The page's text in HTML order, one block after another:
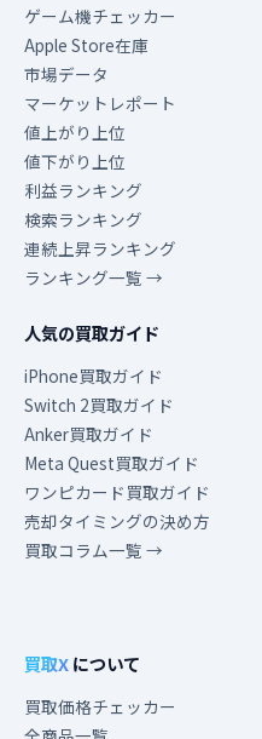
ゲーム機チェッカー
Apple Store在庫
市場データ
マーケットレポート
値上がり上位
値下がり上位
利益ランキング
検索ランキング
連続上昇ランキング
ランキング一覧 →
人気の買取ガイド
iPhone買取ガイド
Switch 2買取ガイド
Anker買取ガイド
Meta Quest買取ガイド
ワンピカード買取ガイド
売却タイミングの決め方
買取コラム一覧 →
買取Xについて
買取価格チェッカー